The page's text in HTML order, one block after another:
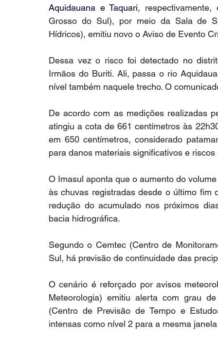
Aquidauana e Taquari,
Grosso do Sul), por meio da Sala de
Hídricos), emitiu novo o Aviso de Evento
Dessa vez o risco foi detectado no
Irmãos do Buriti. Ali, passa o rio
nível também naquele trecho. O
De acordo com as medições realizadas
atingiu a cota de 661 centímetros às
em 650 centímetros, considerado
para danos materiais significativos e
O Imasul aponta que o aumento do
às chuvas registradas desde o último fim
redução do acumulado nos próximos
bacia hidrográfica.
Segundo o Cemtec (Centro de
Sul, há previsão de continuidade das
O cenário é reforçado por avisos
Meteorologia) emitiu alerta com grau
(Centro de Previsão de Tempo e
intensas como nível 2 para a mesma